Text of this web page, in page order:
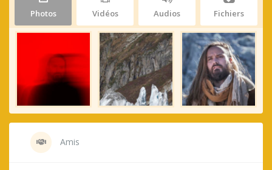
Photos Vidéos Audios Fichiers
Amis